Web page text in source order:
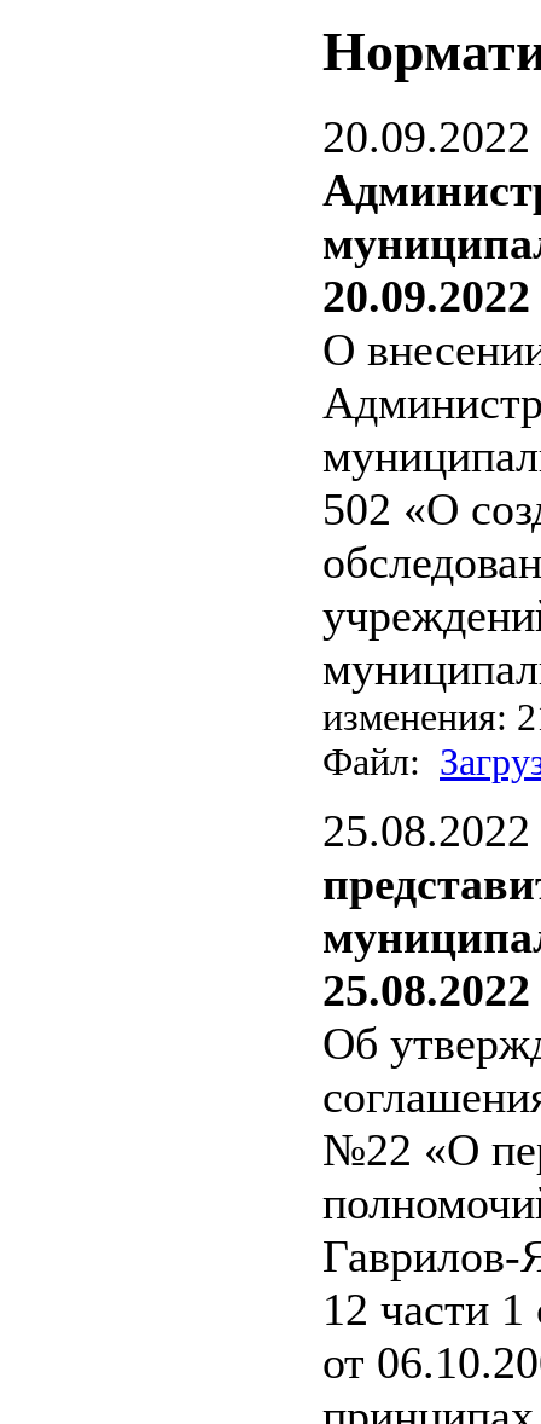
20.09.2022
20.09.2022
О
502 «О
изменения:
Файл:
25.08.2022
25.08.2022
Об
№22 «О
12 части 1
от